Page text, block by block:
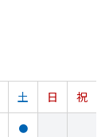
土 日
祝
●